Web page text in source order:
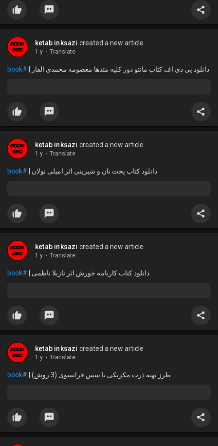
ketab inksazi created a new article
1 y · Translate
دانلود پی دی اف کتاب مانتو دوز کلیه متدها معصومه محمدی القار | #book
ketab inksazi created a new article
1 y · Translate
دانلود کتاب پخت نان و شیرینی اثر امیلی نولان | #book
ketab inksazi created a new article
1 y · Translate
دانلود کتاب کارنامه خورش اثر نازیلا ناظمی | #book
ketab inksazi created a new article
1 y · Translate
طرز تهیه ذرت مکزیکی با سس فرانسوی (3 روش) | #book